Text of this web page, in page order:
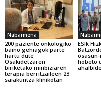
Nabarmena
200 paziente onkologiko
baino gehiagok parte
hartu dute
Osakidetzaren
biriketako minbiziaren
terapia berritzaileen 23
saiakuntza klinikotan
ESIk
hobeto